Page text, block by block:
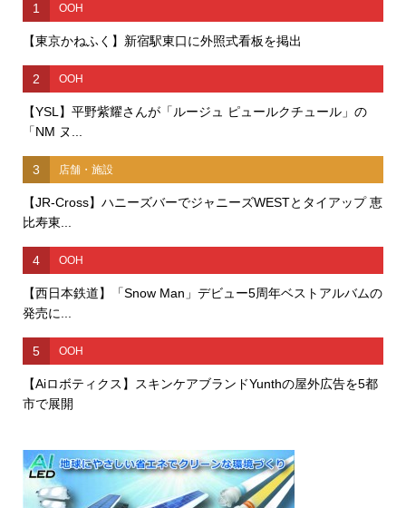
1 OOH
【東京かねふく】新宿駅東口に外照式看板を掲出
2 OOH
【YSL】平野紫耀さんが「ルージュ ピュールクチュール」の
「NM ヌ...
3 店舗・施設
【JR-Cross】ハニーズバーでジャニーズWESTとタイアップ 恵
比寿東...
4 OOH
【西日本鉄道】「Snow Man」デビュー5周年ベストアルバムの
発売に...
5 OOH
【Aiロボティクス】スキンケアブランドYunthの屋外広告を5都
市で展開